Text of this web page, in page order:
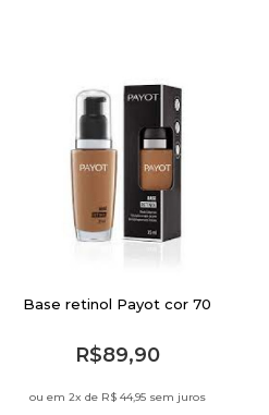
Base retinol Payot cor 70
R$89,90
ou em 2x de R$ 44,95 sem juros